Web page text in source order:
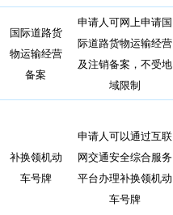
国际道路货
物运输经营
备案
申请人可网上申请国
际道路货物运输经营
及注销备案，不受地
域限制
补换领机动
车号牌
申请人可以通过互联
网交通安全综合服务
平台办理补换领机动
车号牌